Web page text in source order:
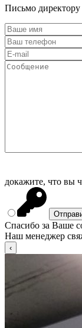
Письмо директору
докажите, что вы
Спасибо за Ваше
Наш менеджер